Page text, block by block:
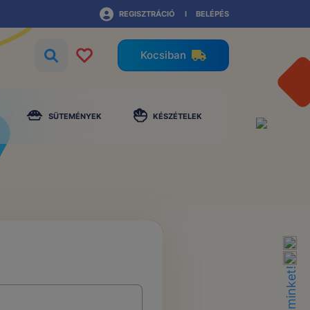
REGISZTRÁCIÓ BELÉPÉS
Kocsiban
SÜTEMÉNYEK KÉSZÉTELEK